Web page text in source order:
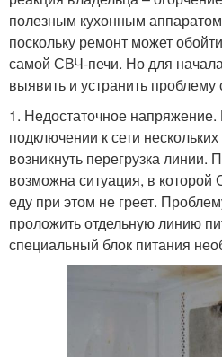
полезным кухонным аппаратом
поскольку ремонт может
самой СВЧ-печи. Но для
выявить и устранить проблему
1. Недостаточное
подключении к сети
возникнуть перегрузка
возможна ситуация, в которой
еду при этом не греет.
проложить отдельную линию
специальный блок питания